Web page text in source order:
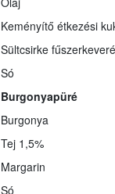
Keményítő étkezési
Sültcsirke
Só
Burgonyapüré
Burgonya
Tej 1,5%
Margarin
Só